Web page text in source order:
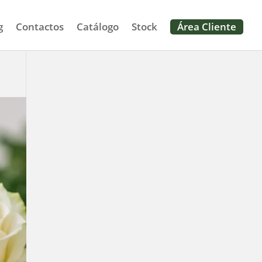
Contactos Catálogo Stock Área Cliente